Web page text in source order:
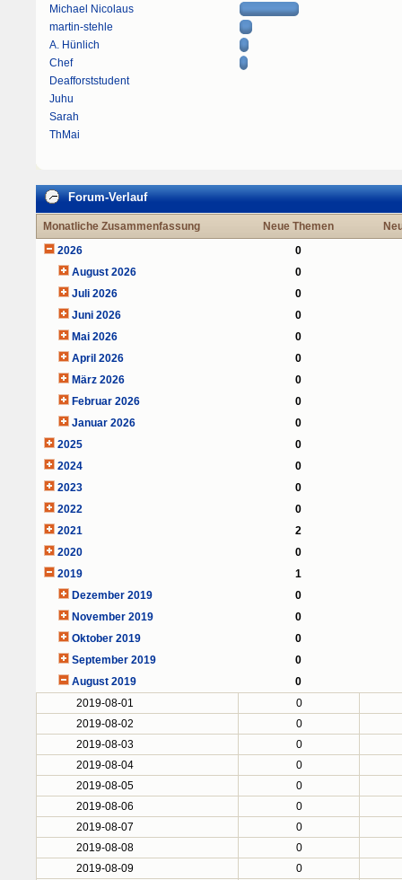
Michael Nicolaus
martin-stehle
A. Hünlich
Chef
Deafforststudent
Juhu
Sarah
ThMai
Forum-Verlauf
Monatliche Zusammenfassung Neue Themen
2026
0
August 2026
0
Juli 2026
0
Juni 2026
0
Mai 2026
0
April 2026
0
März 2026
0
Februar 2026
0
Januar 2026
0
2025
0
2024
0
2023
0
2022
0
2021
2
2020
0
2019
1
Dezember 2019
0
November 2019
0
Oktober 2019
0
September 2019
0
August 2019
0
2019-08-01
0
2019-08-02
0
2019-08-03
0
2019-08-04
0
2019-08-05
0
2019-08-06
0
2019-08-07
0
2019-08-08
0
2019-08-09
0